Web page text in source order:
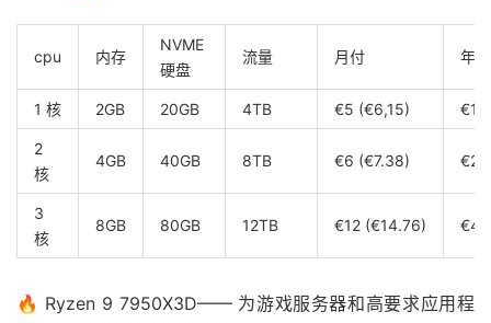
cpu 内存
NVME
硬盘
流量 月付 年付
1 核 2GB 20GB 4TB €5 (€6,15)
2
核
4GB 40GB 8TB €6 (€7.38)
3
核
8GB 80GB 12TB €12 (€14.76)
🔥 Ryzen 9 7950X3D—— 为游戏服务器和高要求应用程